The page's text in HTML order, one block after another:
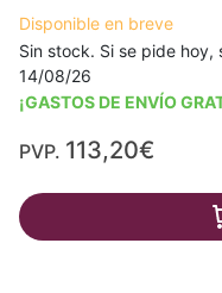
Disponible en breve
Sin stock. Si se pide hoy,
14/08/26
¡GASTOS DE ENVÍO
PVP. 113,20€